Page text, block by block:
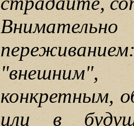
конкретным,
или в